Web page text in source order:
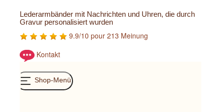
Lederarmbänder mit Nachrichten und Uhren, die durch
Gravur personalisiert wurden
9.9/10 pour 213 Meinung
Kontakt
Shop-Menü